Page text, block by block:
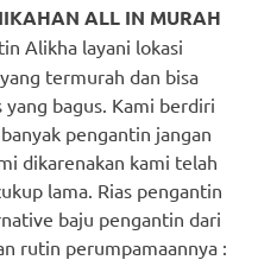
ALL IN MURAH
Alikha layani lokasi
termurah dan bisa
bagus. Kami berdiri
pengantin jangan
dikarenakan kami telah
lama. Rias pengantin
baju pengantin dari
rutin perumpamaannya :